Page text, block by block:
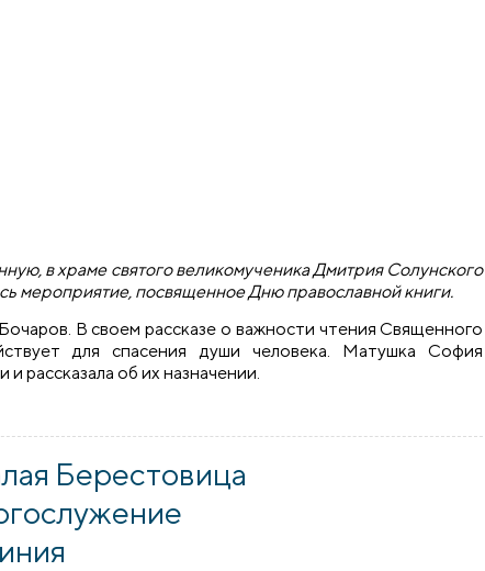
в храме святого великомученика Дмитрия Солунского
мероприятие, посвященное Дню православной книги.
В своем рассказе о важности чтения Священного
для спасения души человека. Матушка София
рассказала об их назначении.
Берестовица